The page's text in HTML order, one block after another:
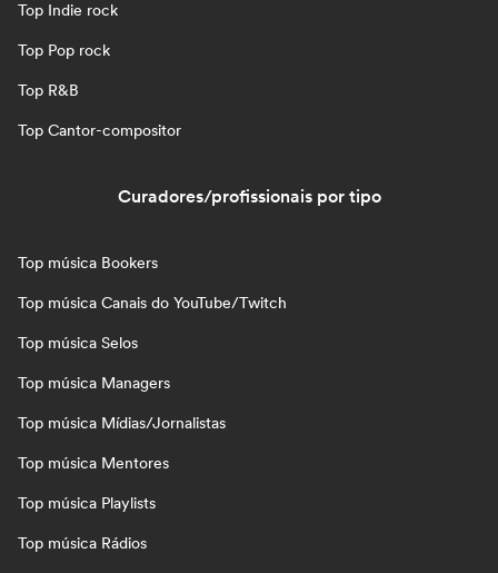
Top Indie rock
Top Pop rock
Top R&B
Top Cantor-compositor
Curadores/profissionais por tipo
Top música Bookers
Top música Canais do YouTube/Twitch
Top música Selos
Top música Managers
Top música Mídias/Jornalistas
Top música Mentores
Top música Playlists
Top música Rádios